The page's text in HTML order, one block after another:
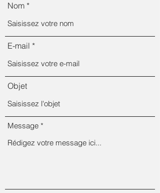
Nom
E-mail
Objet
Message